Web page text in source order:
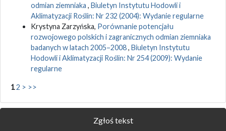
odmian ziemniaka , Biuletyn Instytutu Hodowli i
Aklimatyzacji Roślin: Nr 232 (2004): Wydanie regularne
Krystyna Zarzyńska, Porównanie potencjału
rozwojowego polskich i zagranicznych odmian ziemniaka
badanych w latach 2005–2008, Biuletyn Instytutu
Hodowli i Aklimatyzacji Roślin: Nr 254 (2009): Wydanie
regularne
12 > >>
Zgłoś tekst